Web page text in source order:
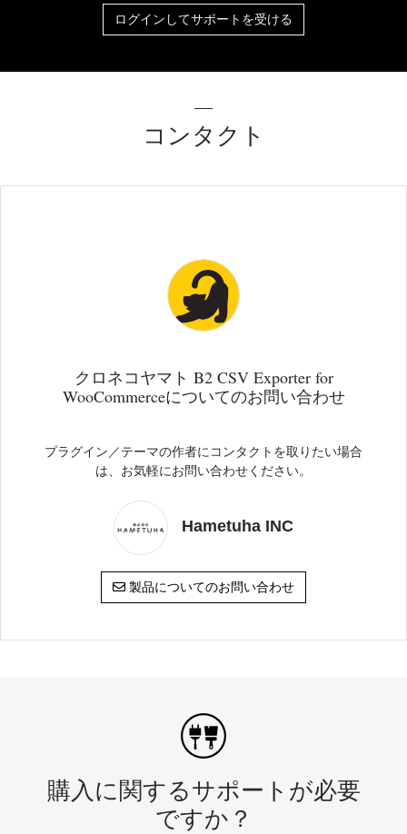
ログインしてサポートを受ける
コンタクト
クロネコヤマト B2 CSV Exporter for
WooCommerceについてのお問い合わせ
プラグイン／テーマの作者にコンタクトを取りたい場合
は、お気軽にお問い合わせください。
Hametuha INC
製品についてのお問い合わせ
購入に関するサポートが必要
ですか？